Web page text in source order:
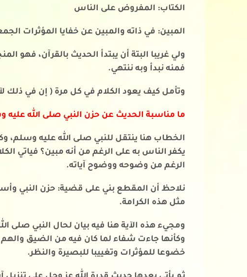
الكتاب: المفروض على الناس
المبين: في ذاته والمبين عن خفايا المؤثرات
ولي غريبا البتة أن يبتدأ الحديث بالقرآن، فهو
فمنه نبدأ وبه ننتهي.
وتأمل كيف يعود الكلام في كل مرة ( إن في ذلك
ما مناسبة الحديث عن حزن النبي صلى الله
الخطاب هنا ينتقل للنبي صلى الله عليه وسلم،
يكفر الناس به على الرغم من أنه مبين؟ فياتي
الرغم من وضوحه ووضوح آياته.
نلاحظ أن المقطع بني على قضية: حزن النبي
مثل هذه الكرامة.
ومجيء هذه الآية هنا فيه بيان لحال النبي صلى
وكأنها جاءت شفاء لما كان فيه من الضيق والهم
خضوعا للمؤثرات وتغييبا للبصيرة والنظر.